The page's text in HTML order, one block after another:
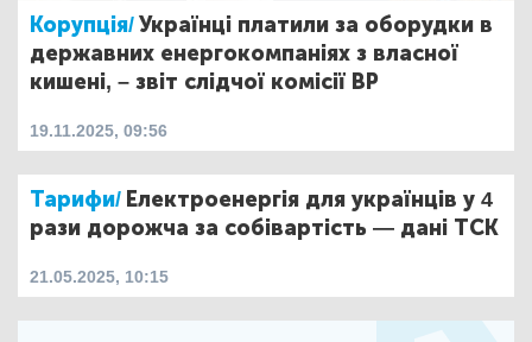
Корупція/Українці платили за оборудки в
державних енергокомпаніях з власної
кишені, – звіт слідчої комісії ВР
19.11.2025, 09:56
Тарифи/ Електроенергія для українців у 4
рази дорожча за собівартість — дані ТСК
21.05.2025, 10:15